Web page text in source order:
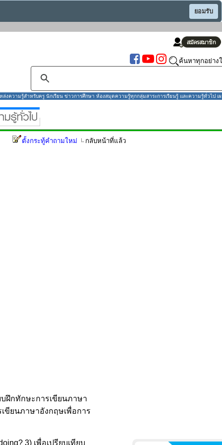
ยอมรับ
ค้นหาทุกอย่าง
งความรู้สำหรับครู นักเรียน ข่าวการศึกษา ห้องสมุดความรู้ทุกกลุ่มสาระการเรียนรู้ และความรู้ทั่วไป เ
ตั้งกระทู้คำถามใหม่ กลับหน้าที่แล้ว
ฝึกทักษะการเขียนภาษา
ขียนภาษาอังกฤษเพื่อการ
3) เพื่อเปรียบเทียบ